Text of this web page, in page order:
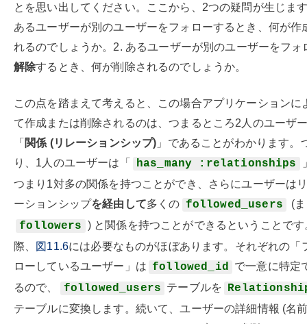
とを思い出してください。ここから、2つの疑問が生じま
あるユーザーが別のユーザーをフォローするとき、何が作
れるのでしょうか。2. あるユーザーが別のユーザーをフォ
解除するとき、何が削除されるのでしょうか。
この点を踏まえて考えると、この場合アプリケーションに
て作成または削除されるのは、つまるところ2人のユーザ
「 関係 (リレーションシップ) 」であることがわかります。
り、1人のユーザーは「
has_many :relationships
つまり1対多の関係を持つことができ、さらにユーザーは
ーションシップを経由して多くの followed_users (
followers ) と関係を持つことができるということです
際、 図11.6には必要なものがほぼあります。それぞれの「
ローしているユーザー」は followed_id で一意に特定
るので、
followed_users テーブルを
テーブルに変換します。続いて、ユーザーの詳細情報 (名